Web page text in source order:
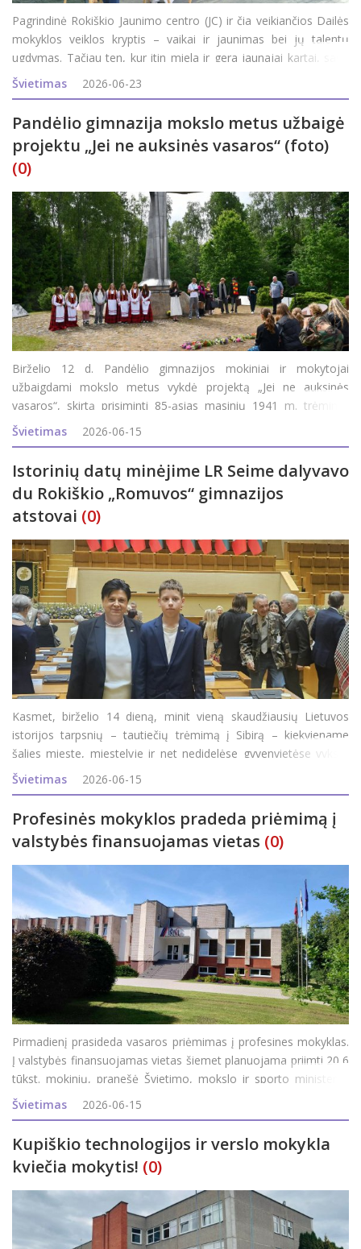
Pagrindinė Rokiškio Jaunimo centro (JC) ir čia veikiančios Dailės
mokyklos veiklos kryptis – vaikai ir jaunimas bei jų talentų
ugdymas. Tačiau ten, kur itin miela ir gera jaunajai kartai, savo
vietą randa ir suaugusieji. JC direktorė Inga Vagonė pasidžiaugė,
kad šiais metais siūl
Švietimas 2026-06-23
Pandėlio gimnazija mokslo metus užbaigė
projektu „Jei ne auksinės vasaros“ (foto)
(0)
Birželio 12 d. Pandėlio gimnazijos mokiniai ir mokytojai
užbaigdami mokslo metus vykdė projektą „Jei ne auksinės
vasaros“, skirtą prisiminti 85-ąsias masinių 1941 m. trėmimų
metines. Į renginį atvyko A. Smetonos šaulių 5-osios rinktinės
501 kuopos jaunieji šauliai su vadova
Švietimas 2026-06-15
Istorinių datų minėjime LR Seime dalyvavo
du Rokiškio „Romuvos“ gimnazijos
atstovai (0)
Kasmet, birželio 14 dieną, minit vieną skaudžiausių Lietuvos
istorijos tarpsnių – tautiečių trėmimą į Sibirą – kiekviename
šalies mieste, miestelyje ir net nedidelėse gyvenvietėse vyksta
simboliniai minėjimo renginiai. Šiemet sukanka 85 metai nuo
pirmojo masinio Lietuvos gy
Švietimas 2026-06-15
Profesinės mokyklos pradeda priėmimą į
valstybės finansuojamas vietas (0)
Pirmadienį prasideda vasaros priėmimas į profesines mokyklas.
Į valstybės finansuojamas vietas šiemet planuojama priimti 20,6
tūkst. mokinių, pranešė Švietimo, mokslo ir sporto ministerija
(ŠMSM). Anot ministerijos, daugiausia valstybės finansuojamų
vietų suplanuota
Švietimas 2026-06-15
Kupiškio technologijos ir verslo mokykla
kviečia mokytis! (0)